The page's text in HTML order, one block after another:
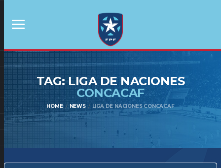
TAG: LIGA DE NACIONES
CONCACAF
HOME NEWS LIGA DE NACIONES CONCACAF